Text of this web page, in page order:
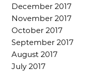
December 2017
November 2017
October 2017
September 2017
August 2017
July 2017